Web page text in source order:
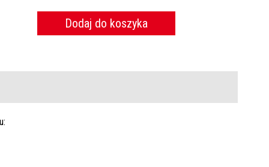
Dodaj do koszyka